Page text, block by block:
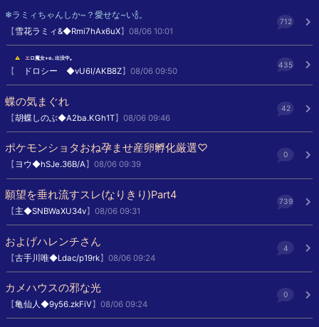
❄ラミィちゃんしか~？愛せな~い🍾。
【 雪花ラミィ&◆Rmi7hAx6uX】08/06 10:01
712
⚠︎ エロ魔女+α､出没中｡
【 ドロシー ◆vU6I/AKB8Z】08/06 09:50
435
蝶の気まぐれ
【胡蝶しのぶ◆A2ba.KGh1T】08/06 09:46
42
ポケモンショタおね孕ませ産卵孵化厳選♡
【 ヨウ◆hSJe.36B/A】08/06 09:39
0
願望を垂れ流すスレ(なりきり)Part4
【 主◆SNBWaXU34v】08/06 09:31
739
およげハレンチさん
【古手川唯◆Ldac/p19rk】08/06 09:24
4
カメハウスの邪な光
【亀仙人◆9y56.zkFiV】08/06 09:24
0